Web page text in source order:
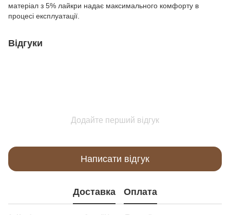
матеріал з 5% лайкри надає максимального комфорту в
процесі експлуатації.
Відгуки
Додайте перший відгук
Написати відгук
Доставка Оплата